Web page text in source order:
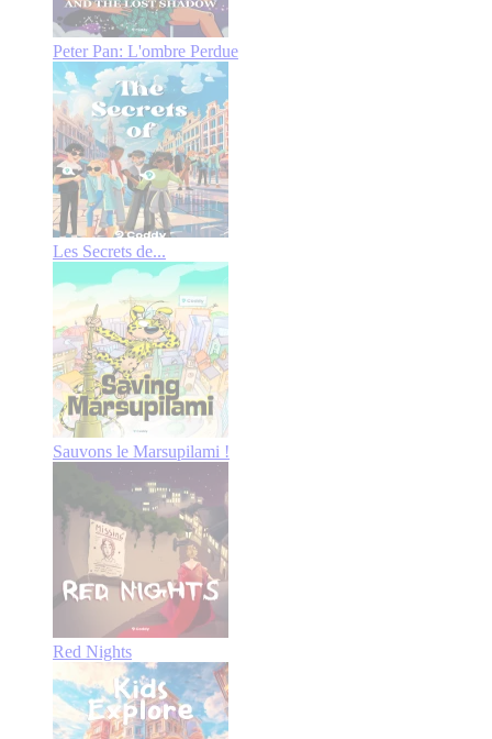
Peter Pan: L'ombre Perdue
Les Secrets de...
Sauvons le Marsupilami !
Red Nights